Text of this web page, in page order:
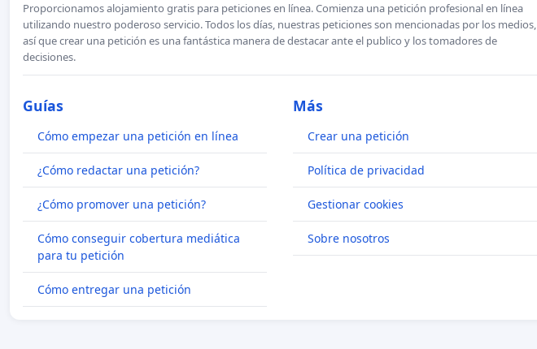
Proporcionamos alojamiento gratis para peticiones en línea. Comienza una petición profesional en línea
utilizando nuestro poderoso servicio. Todos los días, nuestras peticiones son mencionadas por los medios,
así que crear una petición es una fantástica manera de destacar ante el publico y los tomadores de
decisiones.
Guías
Cómo empezar una petición en línea
¿Cómo redactar una petición?
¿Cómo promover una petición?
Cómo conseguir cobertura mediática
para tu petición
Cómo entregar una petición
Más
Crear una petición
Política de privacidad
Gestionar cookies
Sobre nosotros